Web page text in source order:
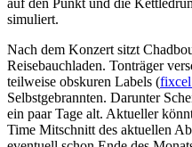
auf den Punkt und die
simuliert.
Nach dem Konzert sitzt
Reisebauchladen. Tonträger
teilweise obskuren Labels (
Selbstgebrannten. Darunter
ein paar Tage alt. Aktueller
Time Mitschnitt des aktuellen